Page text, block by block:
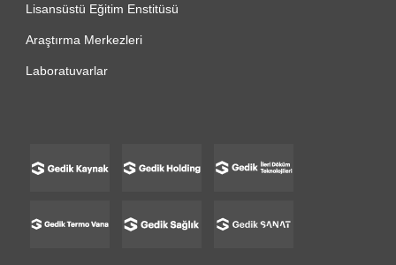
Lisansüstü Eğitim Enstitüsü
Araştırma Merkezleri
Laboratuvarlar